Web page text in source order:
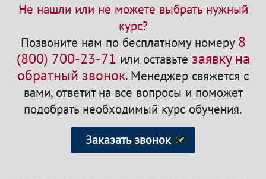
Не нашли или не можете выбрать нужный
курс?
Позвоните нам по бесплатному номеру 8
(800) 700-23-71 или оставьте заявку на
обратный звонок.Менеджер свяжется с
вами, ответит на все вопросы и поможет
подобрать необходимый курс обучения.
Заказать звонок